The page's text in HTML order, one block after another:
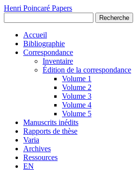
Henri Poincaré Papers
Recherche
Accueil
Bibliographie
Correspondance
Inventaire
Édition de la correspondance
Volume 1
Volume 2
Volume 3
Volume 4
Volume 5
Manuscrits inédits
Rapports de thèse
Varia
Archives
Ressources
EN